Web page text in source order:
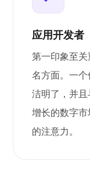
应用开发者
第一印象至
名方面。一
洁明了，并
增长的数字
的注意力。